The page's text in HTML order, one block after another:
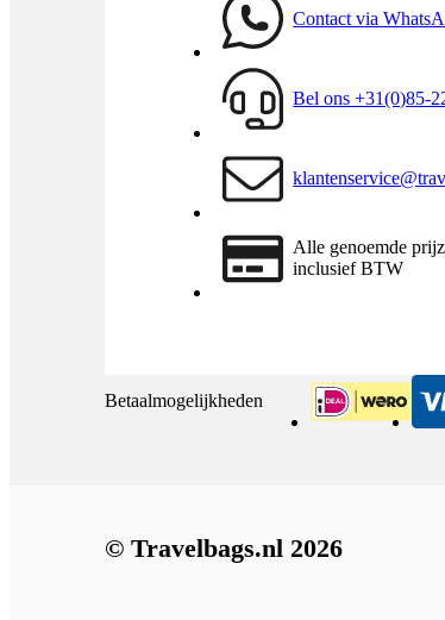
Contact via
Bel ons +31(0)85-
Alle genoemde
inclusief BTW
Betaalmogelijkheden iDeal
© Travelbags.nl 2026